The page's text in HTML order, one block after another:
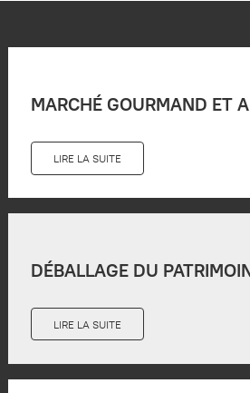
MARCHÉ GOURMAND ET
LIRE LA SUITE
DÉBALLAGE DU
LIRE LA SUITE